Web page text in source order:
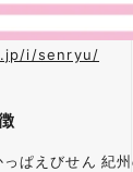
i/senryu/
ぱえびせん 紀州